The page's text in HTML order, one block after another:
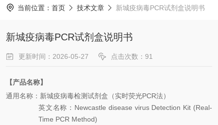
当前位置： 首页 技术文章 新城疫病毒PCR试剂盒说明书
新城疫病毒PCR试剂盒说明书
更新时间：2026-05-27 点击次数：91
【产品名称】
通用名称： 新城疫病毒检测试剂盒（实时荧光PCR法）
英文名称 ： Newcastle disease virus Detection Kit (Real-
Time PCR Method)